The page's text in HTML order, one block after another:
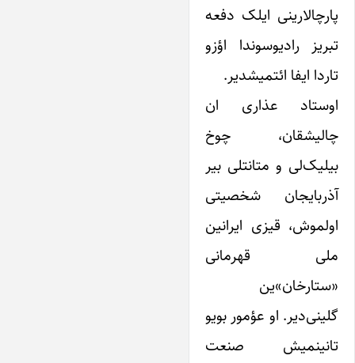
پارچالارینی ایلک دفعه
تبریز رادیوسوندا اؤزو
تاردا ایفا ائتمیشدیر.
اوستاد عذاری ان
چالیشقان، چوخ
بیلیک‌لی و متانتلی بیر
آذربایجان شخصیتی
اولموش، قیزی ایرانین
ملی قهرمانی
«ستارخان»ین
گلینی‌دیر. او عؤمور بویو
تانینمیش صنعت